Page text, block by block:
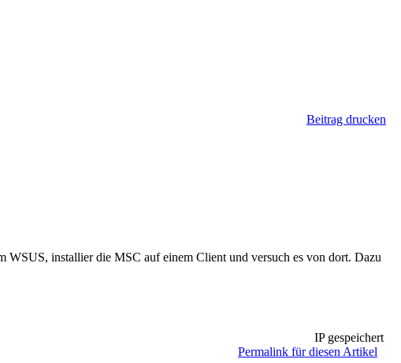
Beitrag drucken
installier die MSC auf einem Client und versuch es von dort. Dazu
IP gespeichert
Permalink für diesen Artikel